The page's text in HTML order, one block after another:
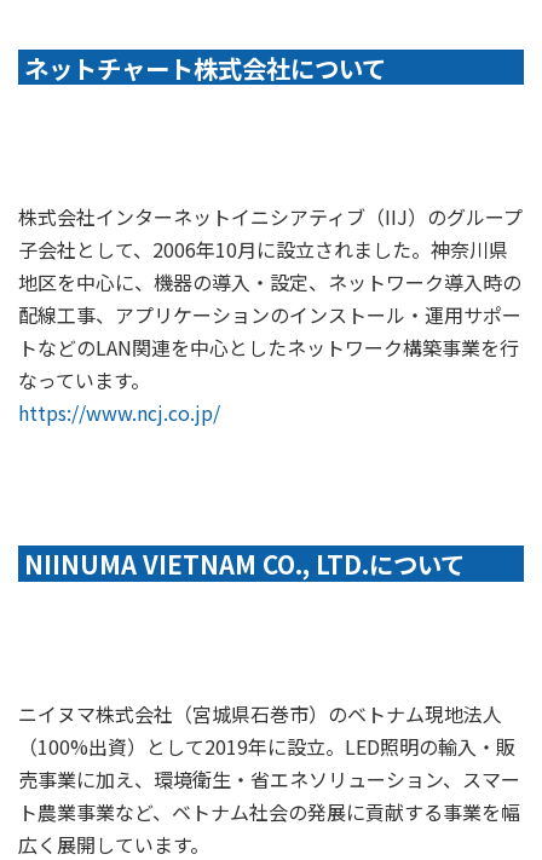
ネットチャート株式会社について
株式会社インターネットイニシアティブ（IIJ）のグループ
子会社として、2006年10月に設立されました。神奈川県
地区を中心に、機器の導入・設定、ネットワーク導入時の
配線工事、アプリケーションのインストール・運用サポー
トなどのLAN関連を中心としたネットワーク構築事業を行
なっています。
https://www.ncj.co.jp/
NIINUMA VIETNAM CO., LTD.について
ニイヌマ株式会社（宮城県石巻市）のベトナム現地法人
（100%出資）として2019年に設立。LED照明の輸入・販
売事業に加え、環境衛生・省エネソリューション、スマー
ト農業事業など、ベトナム社会の発展に貢献する事業を幅
広く展開しています。